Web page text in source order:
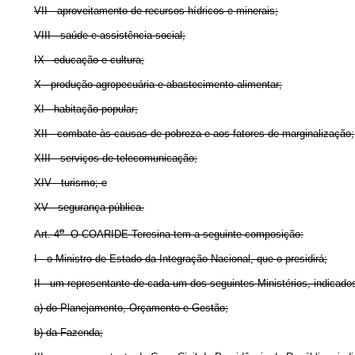
VII - aproveitamento de recursos hídricos e minerais;
VIII - saúde e assistência social;
IX - educação e cultura;
X - produção agropecuária e abastecimento alimentar;
XI - habitação popular;
XII - combate às causas de pobreza e aos fatores de marginalização;
XIII - serviços de telecomunicação;
XIV - turismo; e
XV - segurança pública.
Art. 4oO COARIDE Teresina tem a seguinte composição:
I - o Ministro de Estado da Integração Nacional, que o presidirá;
II - um representante de cada um dos seguintes Ministérios,
a) do Planejamento, Orçamento e Gestão;
b) da Fazenda;